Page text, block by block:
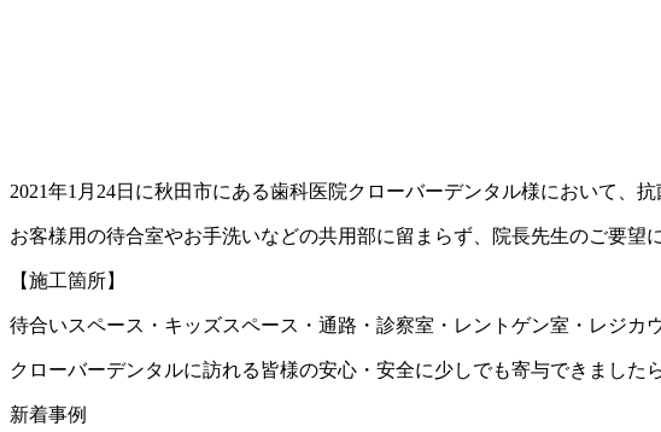
2021年1月24日に秋田市にある歯科医院クローバーデンタル様において、
お客様用の待合室やお手洗いなどの共用部に留まらず、院長先生のご要
【施工箇所】
待合いスペース・キッズスペース・通路・診察室・レントゲン室・レジ
クローバーデンタルに訪れる皆様の安心・安全に少しでも寄与できました
新着事例